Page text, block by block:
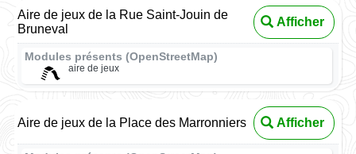
Aire de jeux de la Rue Saint-Jouin de
Bruneval
Afficher
Modules présents (OpenStreetMap)
aire de jeux
Aire de jeux de la Place des Marronniers Afficher